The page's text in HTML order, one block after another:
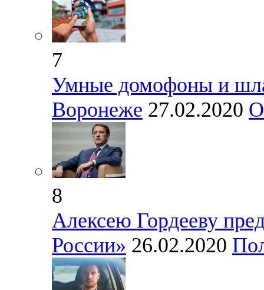
7
Умные домофоны и
Воронеже 27.02.2020
8
Алексею Гордееву
России» 26.02.2020